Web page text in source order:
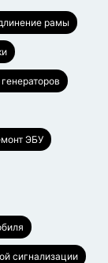
рамы
ЭБУ
сигнализации